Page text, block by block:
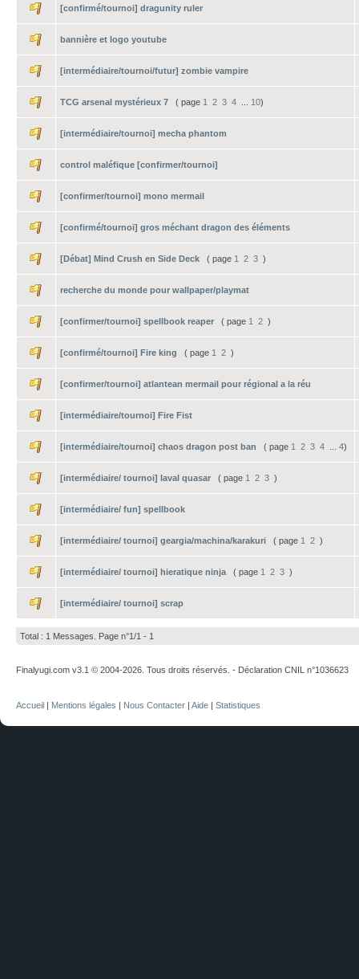
[confirmé/tournoi] dragunity ruler
bannière et logo youtube
[intermédiaire/tournoi/futur] zombie vampire
TCG arsenal mystérieux 7 ( page 1 2 3 4 10)
[intermédiaire/tournoi] mecha phantom
control maléfique [confirmer/tournoi]
[confirmer/tournoi] mono mermail
[confirmé/tournoi] gros méchant dragon des éléments
[Débat] Mind Crush en Side Deck ( page 1 2 3 )
recherche du monde pour wallpaper/playmat
[confirmer/tournoi] spellbook reaper ( page 1 2 )
[confirmé/tournoi] Fire king ( page 1 2 )
[confirmer/tournoi] atlantean mermail pour régional a la réu
[intermédiaire/tournoi] Fire Fist
[intermédiaire/tournoi] chaos dragon post ban ( page 1 2 3 4 4)
[intermédiaire/ tournoi] laval quasar ( page 1 2 3 )
[intermédiaire/ fun] spellbook
[intermédiaire/ tournoi] geargia/machina/karakuri ( page 1 2 )
[intermédiaire/ tournoi] hieratique ninja ( page 1 2 3 )
[intermédiaire/ tournoi] scrap
Total : 1 Messages. Page n°1/1 - 1
Finalyugi.com v3.1 © 2004-2026. Tous droits réservés. - Déclaration CNIL n°1036623
Accueil | Mentions légales | Nous Contacter | Aide | Statistiques